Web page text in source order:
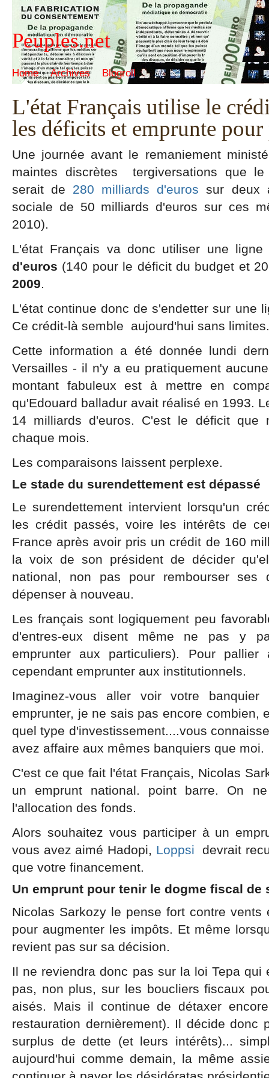
Peuples.net
Home Archives Blogroll
L'état Français utilise le
les déficits et emprunte pour
Une journée avant le remaniement
maintes discrètes tergiversations que le
serait de 280 milliards d'euros sur deux
sociale de 50 milliards d'euros sur ces
2010).
L'état Français va donc utiliser une
d'euros (140 pour le déficit du budget et
2009.
L'état continue donc de s'endetter sur une
Ce crédit-là semble aujourd'hui sans limites.
Cette information a été donnée lundi
Versailles - il n'y a eu pratiquement
montant fabuleux est à mettre en
qu'Edouard balladur avait réalisé en 1993.
14 milliards d'euros. C'est le déficit que
chaque mois.
Les comparaisons laissent perplexe.
Le stade du surendettement est dépassé
Le surendettement intervient lorsqu'un
les crédit passés, voire les intérêts de
France après avoir pris un crédit de 160
la voix de son président de décider
national, non pas pour rembourser ses
dépenser à nouveau.
Les français sont logiquement peu
d'entres-eux disent même ne pas y
emprunter aux particuliers). Pour
cependant emprunter aux institutionnels.
Imaginez-vous aller voir votre
emprunter, je ne sais pas encore combien,
quel type d'investissement....vous
avez affaire aux mêmes banquiers que moi.
C'est ce que fait l'état Français, Nicolas
un emprunt national. point barre. On
l'allocation des fonds.
Alors souhaitez vous participer à un
vous avez aimé Hadopi, Loppsi
devrait
que votre financement.
Un emprunt pour tenir le dogme fiscal de
Nicolas Sarkozy le pense fort contre
pour augmenter les impôts. Et même
revient pas sur sa décision.
Il ne reviendra donc pas sur la loi Tepa qui
pas, non plus, sur les boucliers fiscaux
aisés. Mais il continue de détaxer
restauration dernièrement). Il décide donc
surplus de dette (et leurs intérêts)...
aujourd'hui comme demain, la même